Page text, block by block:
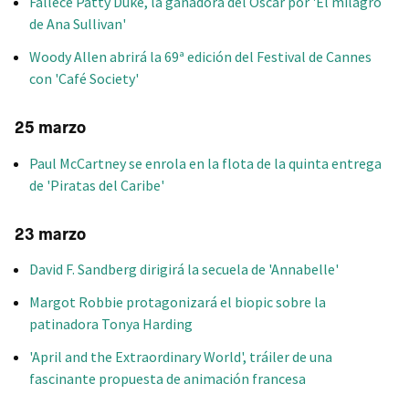
de Ana Sullivan'
Woody Allen abrirá la 69ª edición del Festival de Cannes
con 'Café Society'
25 marzo
Paul McCartney se enrola en la flota de la quinta entrega
de 'Piratas del Caribe'
23 marzo
David F. Sandberg dirigirá la secuela de 'Annabelle'
Margot Robbie protagonizará el biopic sobre la
patinadora Tonya Harding
'April and the Extraordinary World', tráiler de una
fascinante propuesta de animación francesa